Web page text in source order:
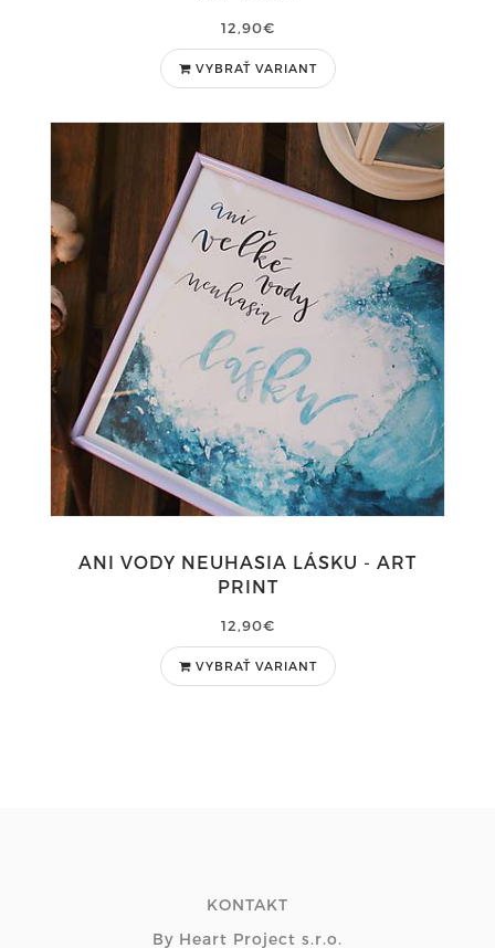
12,90€
VYBRAŤ VARIANT
ANI VODY NEUHASIA LÁSKU - ART
PRINT
12,90€
VYBRAŤ VARIANT
KONTAKT
By Heart Project s.r.o.